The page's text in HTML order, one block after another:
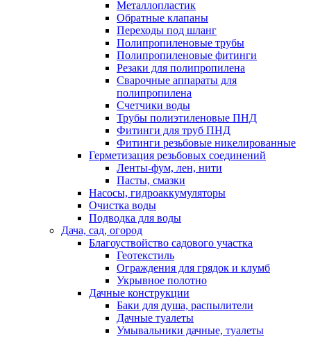
Металлопластик
Обратные клапаны
Переходы под шланг
Полипропиленовые трубы
Полипропиленовые фитинги
Резаки для полипропилена
Сварочные аппараты для
полипропилена
Счетчики воды
Трубы полиэтиленовые ПНД
Фитинги для труб ПНД
Фитинги резьбовые никелированные
Герметизация резьбовых соединений
Ленты-фум, лен, нити
Пасты, смазки
Насосы, гидроаккумуляторы
Очистка воды
Подводка для воды
Дача, сад, огород
Благоуствойство садового участка
Геотекстиль
Ограждения для грядок и клумб
Укрывное полотно
Дачные конструкции
Баки для душа, распылители
Дачные туалеты
Умывальники дачные, туалеты